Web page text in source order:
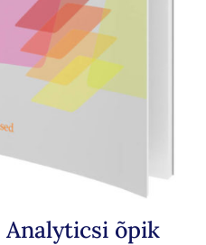
Analyticsi õpik